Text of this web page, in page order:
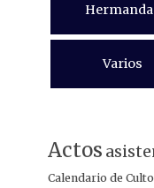
Varios
Actos
Calendario de